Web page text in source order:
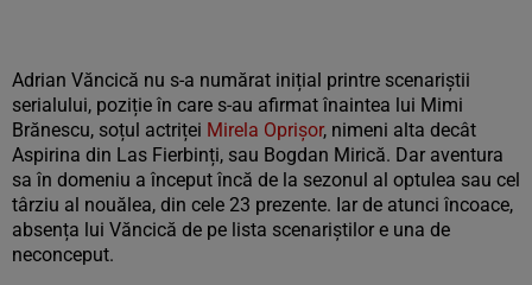
Adrian Văncică nu s-a numărat inițial printre scenariștii
serialului, poziție în care s-au afirmat înaintea lui Mimi
Brănescu, soțul actriței Mirela Oprișor, nimeni alta decât
Aspirina din Las Fierbinți, sau Bogdan Mirică. Dar aventura
sa în domeniu a început încă de la sezonul al optulea sau cel
târziu al nouălea, din cele 23 prezente. Iar de atunci încoace,
absența lui Văncică de pe lista scenariștilor e una de
neconceput.